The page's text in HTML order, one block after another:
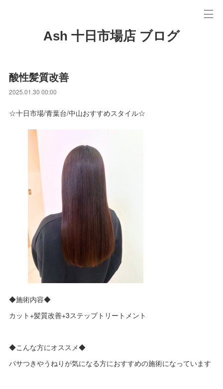
Ash 十日市場店 ブログ
酸性髪質改善
2025.01.30 00:00
☆十日市場/青葉台/中山おすすめスタイル☆
◆施術内容◆
カット+髪質改善+3ステップトリートメント
◆こんな方にオススメ◆
パサつきやうねりが気になる方におすすめの施術になっています